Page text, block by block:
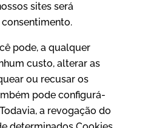
sites será
pode, a qualquer
custo, alterar as
ou recusar os
pode configurá-
a revogação do